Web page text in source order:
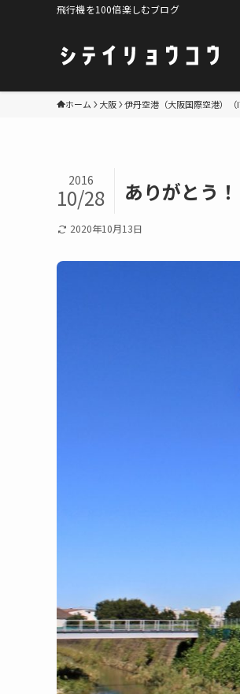
飛行機を100倍楽しむブログ
ホーム 大阪 伊丹空港（大阪国際空港）（
ありがとう
2016
10/28
2020年10月13日